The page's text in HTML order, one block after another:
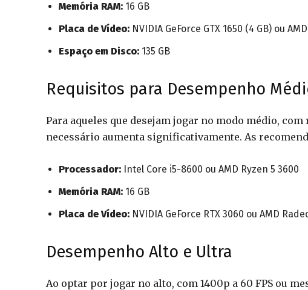
Memória RAM: 16 GB
Placa de Vídeo: NVIDIA GeForce GTX 1650 (4 GB) ou
Espaço em Disco: 135 GB
Requisitos para Desempenho
Para aqueles que desejam jogar no modo médio, com
necessário aumenta significativamente. As
Processador: Intel Core i5-8600 ou AMD Ryzen 5 3600
Memória RAM: 16 GB
Placa de Vídeo: NVIDIA GeForce RTX 3060 ou AMD
Desempenho Alto e Ultra
Ao optar por jogar no alto, com 1400p a 60 FPS ou